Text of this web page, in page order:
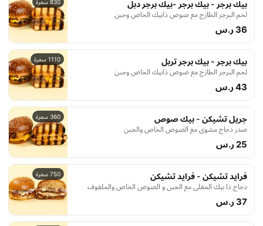
830 سعرة بيك برجر - بيك برجر -بيك برجر دبل
لحم البرجر الطازج مع صوص ذابيك الخاص وجبن
36 ر.س
1110 سعرة بيك برجر - بيك برجر تربل
لحم البرجر الطازج مع صوص ذابيك الخاص وجبن
43 ر.س
360 سعرة جريل تشيكن - بيك صوص
صدر دجاج مشوي مع الصوص الخاص والجبن
25 ر.س
750 سعرة فرايد تشيكن - فرايد تشيكن
دجاج ذا بيك المقلي مع الجبن و الصوص الخاص والملفوف
37 ر.س